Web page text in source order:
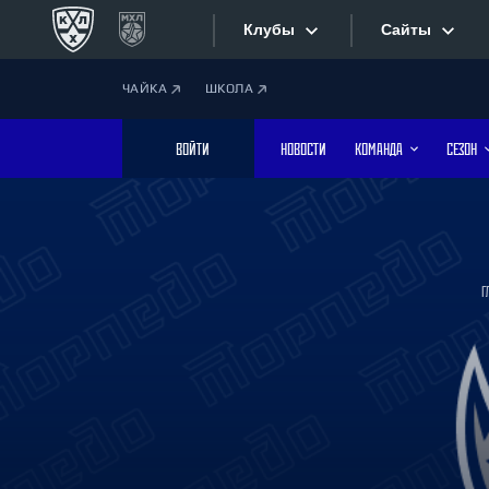
Клубы
Дивизион Боброва
Лада
Сайты
Фотобанк
ЧАЙКА ШКОЛА
ВОЙТИ НОВОСТИ КОМАНДА СЕЗОН